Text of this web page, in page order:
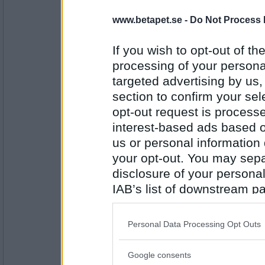
www.betapet.se - Do Not Process
If you wish to opt-out of
processing of your
targeted advertising by
section to confirm your
opt-out request is
interest-based ads based
us or personal
your opt-out. You may
disclosure of your
IAB’s list of downstream
also be disclosed by us
Downstream Participants
Please note that this
Personal Data Processing Opt Outs
Google consents
Antal inlägg:
22535
Ätit lasagne och vitlöksbröd
- Ej medlem längre
Antal inlägg: 230
Rastat hundarna..
bobmarleyman
Antal inlägg:
Laddat upp för muurikkan.
Vad har du?